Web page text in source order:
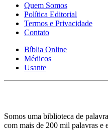
Quem Somos
Política Editorial
Termos e Privacidade
Contato
Bíblia Online
Médicos
Usante
Somos uma biblioteca de
com mais de 200 mil palavras e